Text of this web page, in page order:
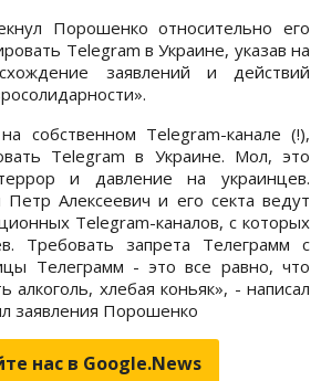
Порошенко относительно его
Telegram в Украине, указав на
заявлений и действий
собственном Telegram-канале (!),
Telegram в Украине. Мол, это
и давление на украинцев.
Алексеевич и его секта ведут
Telegram-каналов, с которых
Требовать запрета Телеграмм с
Телеграмм - это все равно, что
алкоголь, хлебая коньяк», - написал
заявления Порошенко
нас в Google.News